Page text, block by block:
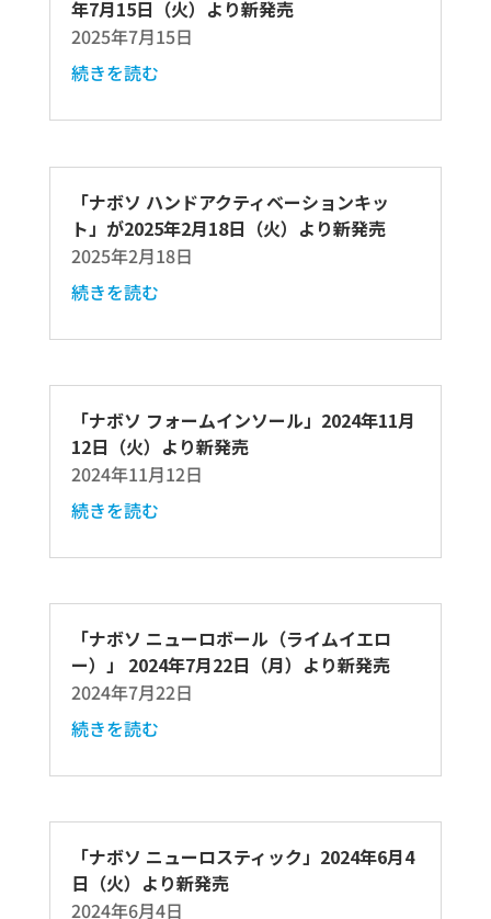
年7月15日（火）より新発売
2025年7月15日
続きを読む
「ナボソ ハンドアクティベーションキッ
ト」が2025年2月18日（火）より新発売
2025年2月18日
続きを読む
「ナボソ フォームインソール」2024年11月
12日（火）より新発売
2024年11月12日
続きを読む
「ナボソ ニューロボール（ライムイエロ
ー）」 2024年7月22日（月）より新発売
2024年7月22日
続きを読む
「ナボソ ニューロスティック」2024年6月4
日（火）より新発売
2024年6月4日